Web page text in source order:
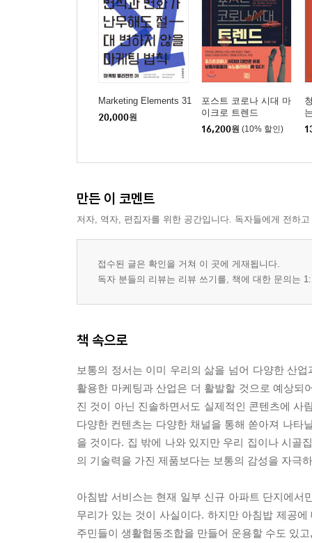
PART 5 존중해 주시죠, 보통 사람들의 취미생활
사람들을 움직이는 힘, ‘지극히 현실적 환상의 충족’
너에게는 그냥 쓰레기지만 나에게는 ‘예쁜 쓰레기’
아날로그의 화려한 부활,‘ 턴테이블과 LP'
기술이 취미를 기록하고 보관하다, ‘축구 하이라이
취미가 기업에 관여하다, ‘브랜드 크루’
PART 6 미래, 보통의 감성과 기술이 만나다
자급자족 합니다, ‘도시농업’
‘디지털 디톡스’가 필요한 자발적 외로움족
에필로그_ 미세유행이 거시적인 트렌드가 되기 위
Marketing Elements 31
20,000원
포스트 코로나 시대 마
이크로 트렌드
16,200원 (10% 할인)
만든 이 코멘트
저자, 역자, 편집자를 위한 공간입니다. 독자들에게 전하
접수된 글은 확인을 거쳐 이 곳에 게재됩니다.
독자 분들의 리뷰는 리뷰 쓰기를, 책에 대한 문의는
책 속으로
보통의 정서는 이미 우리의 삶을 넘어 다양한 산
활용한 마케팅과 산업은 더 활발할 것으로 예상
진 것이 아닌 진솔하면서도 실제적인 콘텐츠에 사
다양한 컨텐츠는 다양한 채널을 통해 쏟아져 나타
을 것이다. 집 밖에 나와 있지만 우리 집이나 시골
의 기술력을 가진 제품보다는 보통의 감성을 자극
아침밥 서비스는 현재 일부 신규 아파트 단지에
무리가 있는 것이 사실이다. 하지만 아침밥 제공
주민들이 생활협동조합을 만들어 운용할 수도 있